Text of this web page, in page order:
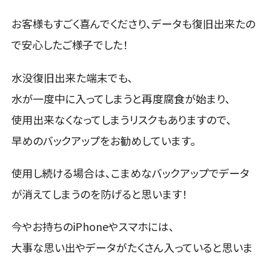
お客様もすごく喜んでくださり、データも復旧出来たの
で安心したご様子でした！
水没復旧出来た端末でも、
水が一度中に入ってしまうと再度腐食が始まり、
使用出来なくなってしまうリスクもありますので、
早めのバックアップをお勧めしています。
使用し続ける場合は、こまめなバックアップでデータ
が消えてしまうのを防げると思います！
今やお持ちのiPhoneやスマホには、
大事な思い出やデータがたくさん入っていると思いま